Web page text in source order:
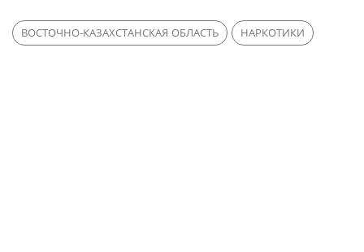
ВОСТОЧНО-КАЗАХСТАНСКАЯ ОБЛАСТЬ НАРКОТИКИ